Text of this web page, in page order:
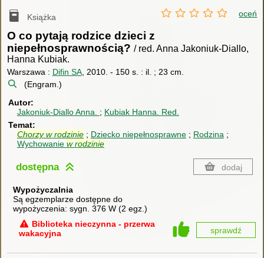
Książka oceń
O co pytają rodzice dzieci z
niepełnosprawnością? / red. Anna Jakoniuk-Diallo,
Hanna Kubiak.
Warszawa : Difin SA, 2010. - 150 s. : il. ; 23 cm.
(Engram.)
Autor
Jakoniuk-Diallo Anna.
Kubiak Hanna. Red.
Temat
Chorzy w rodzinie Dziecko niepełnosprawne
Rodzina
Wychowanie w rodzinie
dostępna dodaj
Wypożyczalnia
Są egzemplarze dostępne do
wypożyczenia: sygn. 376 W (2 egz. )
Biblioteka nieczynna - przerwa
wakacyjna
sprawdź